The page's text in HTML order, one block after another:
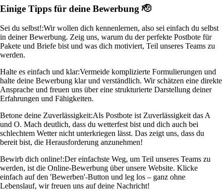
Einige Tipps für deine Bewerbung 🫡
Sei du selbst!:Wir wollen dich kennenlernen, also sei einfach du selbst
in deiner Bewerbung. Zeig uns, warum du der perfekte Postbote für
Pakete und Briefe bist und was dich motiviert, Teil unseres Teams zu
werden.
Halte es einfach und klar:Vermeide komplizierte Formulierungen und
halte deine Bewerbung klar und verständlich. Wir schätzen eine direkte
Ansprache und freuen uns über eine strukturierte Darstellung deiner
Erfahrungen und Fähigkeiten.
Betone deine Zuverlässigkeit:Als Postbote ist Zuverlässigkeit das A
und O. Mach deutlich, dass du wetterfest bist und dich auch bei
schlechtem Wetter nicht unterkriegen lässt. Das zeigt uns, dass du
bereit bist, die Herausforderung anzunehmen!
Bewirb dich online!:Der einfachste Weg, um Teil unseres Teams zu
werden, ist die Online-Bewerbung über unsere Website. Klicke
einfach auf den 'Bewerben'-Button und leg los – ganz ohne
Lebenslauf, wir freuen uns auf deine Nachricht!